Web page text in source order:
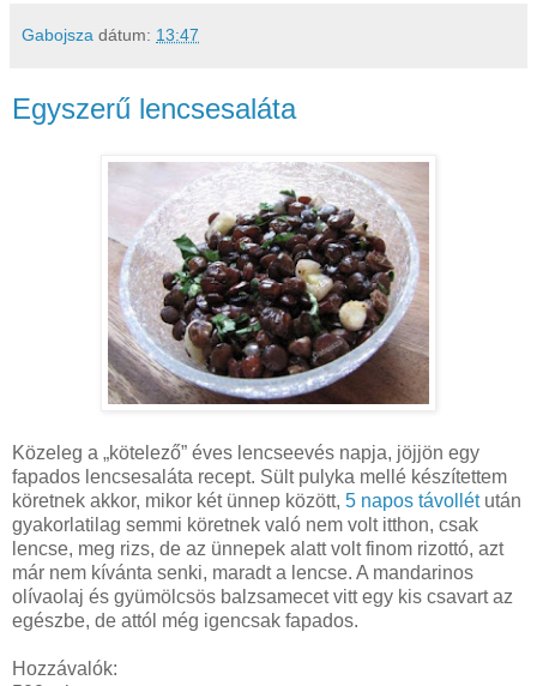
Gabojsza dátum: 13:47
Egyszerű lencsesaláta
Közeleg a „kötelező” éves lencseevés napja, jöjjön egy
fapados lencsesaláta recept. Sült pulyka mellé készítettem
köretnek akkor, mikor két ünnep között, 5 napos távollétután
gyakorlatilag semmi köretnek való nem volt itthon, csak
lencse, meg rizs, de az ünnepek alatt volt finom rizottó, azt
már nem kívánta senki, maradt a lencse. A mandarinos
olívaolaj és gyümölcsös balzsamecet vitt egy kis csavart az
egészbe, de attól még igencsak fapados.
Hozzávalók: